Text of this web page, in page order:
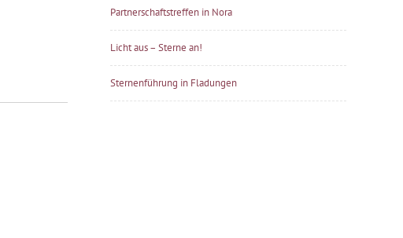
Partnerschaftstreffen in Nora
Licht aus – Sterne an!
Sternenführung in Fladungen